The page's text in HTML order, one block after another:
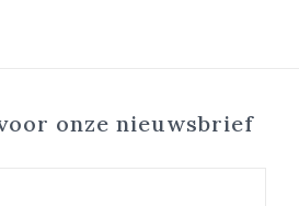
onze nieuwsbrief